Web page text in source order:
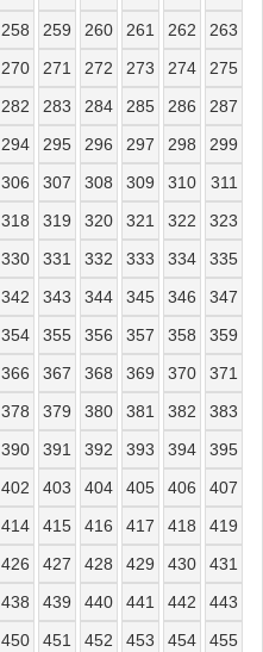
258 259 260 261 262
263
270 271 272 273 274
275
282 283 284 285 286
287
294 295 296 297 298
299
306 307 308 309 310
311
318 319 320 321 322
323
330 331 332 333 334
335
342 343 344 345 346
347
354 355 356 357 358
359
366 367 368 369 370
371
378 379 380 381 382
383
390 391 392 393 394
395
402 403 404 405 406
407
414 415 416 417 418
419
426 427 428 429 430
431
438 439 440 441 442
443
450 451 452 453 454
455